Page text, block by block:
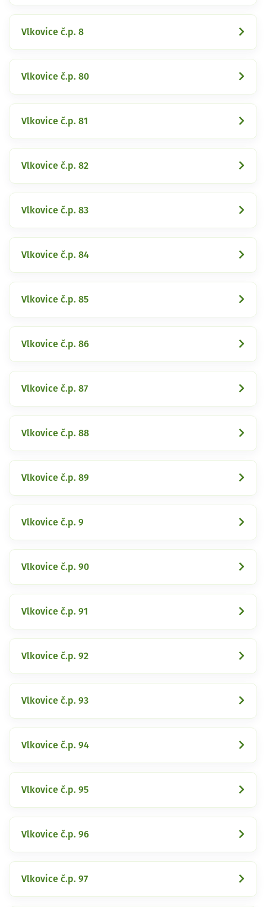
Vlkovice č.p. 8
Vlkovice č.p. 80
Vlkovice č.p. 81
Vlkovice č.p. 82
Vlkovice č.p. 83
Vlkovice č.p. 84
Vlkovice č.p. 85
Vlkovice č.p. 86
Vlkovice č.p. 87
Vlkovice č.p. 88
Vlkovice č.p. 89
Vlkovice č.p. 9
Vlkovice č.p. 90
Vlkovice č.p. 91
Vlkovice č.p. 92
Vlkovice č.p. 93
Vlkovice č.p. 94
Vlkovice č.p. 95
Vlkovice č.p. 96
Vlkovice č.p. 97